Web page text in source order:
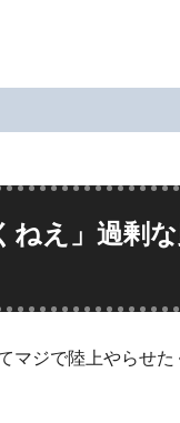
え」過剰
ジで陸上やらせた